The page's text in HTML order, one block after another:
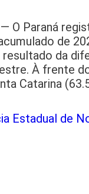
O Paraná
de
resultado da
À frente
Catarina
Estadual de